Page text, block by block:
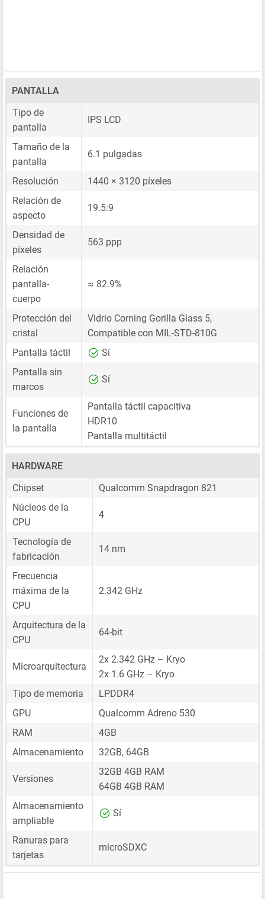
PANTALLA
Tipo de
pantalla
IPS LCD
Tamaño de la
pantalla
6.1 pulgadas
Resolución
1440 × 3120 píxeles
Relación de
aspecto
19.5:9
Densidad de
píxeles
563 ppp
Relación
pantalla-
cuerpo
≈ 82.9%
Protección del
cristal
Vidrio Corning Gorilla Glass 5,
Compatible con MIL-STD-810G
Pantalla táctil
Sí
Pantalla sin
marcos
Sí
Funciones de
la pantalla
Pantalla táctil capacitiva
HDR10
Pantalla multitáctil
HARDWARE
Chipset
Qualcomm Snapdragon 821
Núcleos de la
CPU
4
Tecnología de
fabricación
14 nm
Frecuencia
máxima de la
CPU
2.342 GHz
Arquitectura de la
CPU
64-bit
Microarquitectura
2x 2.342 GHz – Kryo
2x 1.6 GHz – Kryo
Tipo de memoria
LPDDR4
GPU
Qualcomm Adreno 530
RAM
4GB
Almacenamiento
32GB, 64GB
Versiones
32GB 4GB RAM
64GB 4GB RAM
Almacenamiento
ampliable
Sí
Ranuras para
tarjetas
microSDXC